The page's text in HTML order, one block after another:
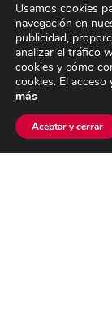
Odontología
Odontología
Roncopatía y
Sedación
Cirugía oral y
Usamos cookies
navegación en
publicidad,
analizar el tráfico
cookies y cómo
cookies. El
más
Aceptar y cerrar